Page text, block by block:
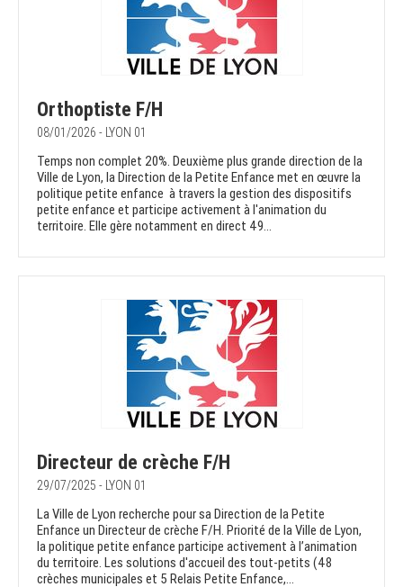
Orthoptiste F/H
08/01/2026 - LYON 01
Temps non complet 20%. Deuxième plus grande direction de la
Ville de Lyon, la Direction de la Petite Enfance met en œuvre la
politique petite enfance à travers la gestion des dispositifs
petite enfance et participe activement à l'animation du
territoire. Elle gère notamment en direct 49...
Directeur de crèche F/H
29/07/2025 - LYON 01
La Ville de Lyon recherche pour sa Direction de la Petite
Enfance un Directeur de crèche F/H. Priorité de la Ville de Lyon,
la politique petite enfance participe activement à l’animation
du territoire. Les solutions d'accueil des tout-petits (48
crèches municipales et 5 Relais Petite Enfance,...